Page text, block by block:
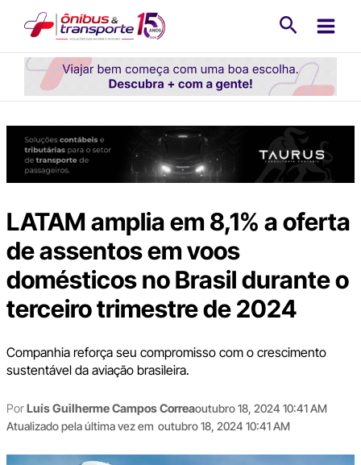
conteúdo
LATAM amplia em 8,1% a oferta
de assentos em voos
domésticos no Brasil durante o
terceiro trimestre de 2024
Companhia reforça seu compromisso com o crescimento
sustentável da aviação brasileira.
PorLuís Guilherme Campos Correaoutubro 18, 2024 10:41 AM
Atualizado pela última vez em outubro 18, 2024 10:41 AM